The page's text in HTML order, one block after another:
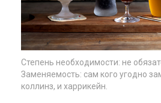
Степень необходимости: не
Заменяемость: сам кого угодно
коллинз, и харрикейн.